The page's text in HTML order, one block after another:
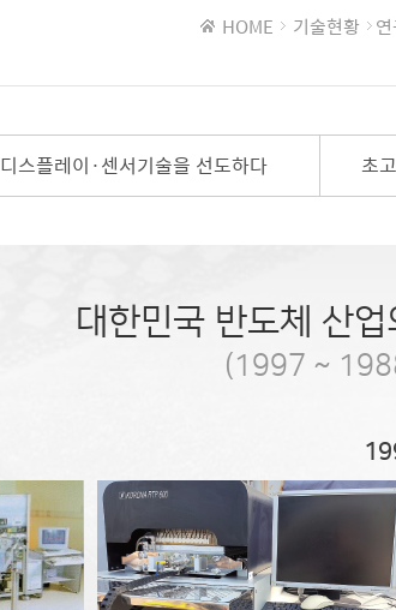
HOME 기술현황
디스플레이·센서기술을 선도하다 초
대한민국 반도체 산
(1997 ~